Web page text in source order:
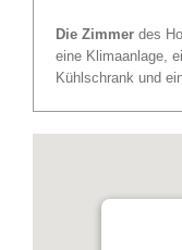
Die Zimmer des
eine Klimaanlage,
Kühlschrank und